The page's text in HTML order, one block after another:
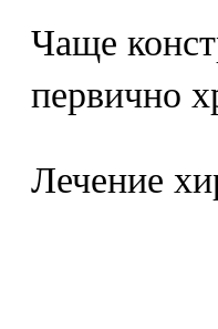
Чаще
первично
Лечение